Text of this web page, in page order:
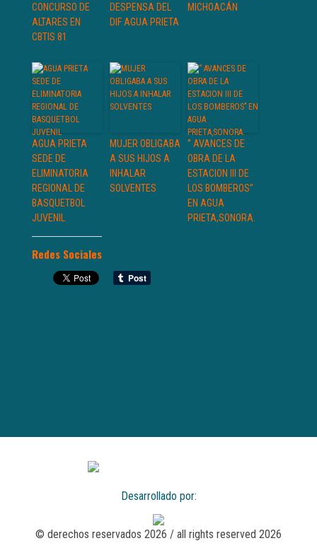
CONCURSO DE
ALTARES EN
CBTIS 81
DESPENSA DEL
DIF AGUA PRIETA
MICHOACÁN
AGUA PRIETA
SEDE DE
ELIMINATORIA
REGIONAL DE
BASQUETBOL
JUVENIL
MUJER OBLIGABA
A SUS HIJOS A
INHALAR
SOLVENTES
‘’ AVANCES DE
OBRA DE LA
ESTACION III DE
LOS BOMBEROS’’
EN AGUA
PRIETA,SONORA.
Redes Sociales
Desarrollado por:
© derechos reservados 2026 / all rights reserved 2026